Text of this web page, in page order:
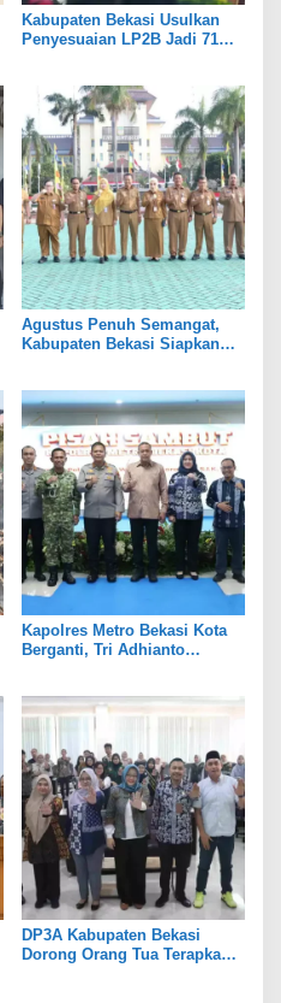
Kabupaten Bekasi Usulkan
Penyesuaian LP2B Jadi 71
Agustus Penuh Semangat,
Kabupaten Bekasi Siapkan
Kapolres Metro Bekasi Kota
Berganti, Tri Adhianto
DP3A Kabupaten Bekasi
Dorong Orang Tua Terapkan